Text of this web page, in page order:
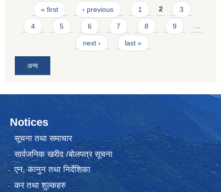
Pages
« first ‹ previous 1 2 3
4 5 6 7 8 9 …
next › last »
अन्य
Notices
सूचना तथा समाचार
सार्वजनिक खरीद /बोलपत्र सूचना
एन, कानुन तथा निर्देशिका
कर तथा शुल्कहरु